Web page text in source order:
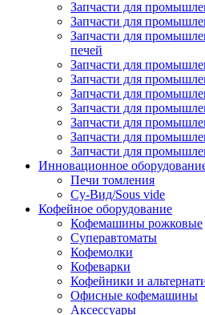
Запчасти для
Запчасти для
Запчасти для
печей
Запчасти для
Запчасти для
Запчасти для
Запчасти для
Запчасти для
Запчасти для
Запчасти для
Инновационное
Печи томления
Су-Вид/Sous vide
Кофейное оборудование
Кофемашины рожковые
Суперавтоматы
Кофемолки
Кофеварки
Кофейники и
Офисные кофемашины
Аксессуары